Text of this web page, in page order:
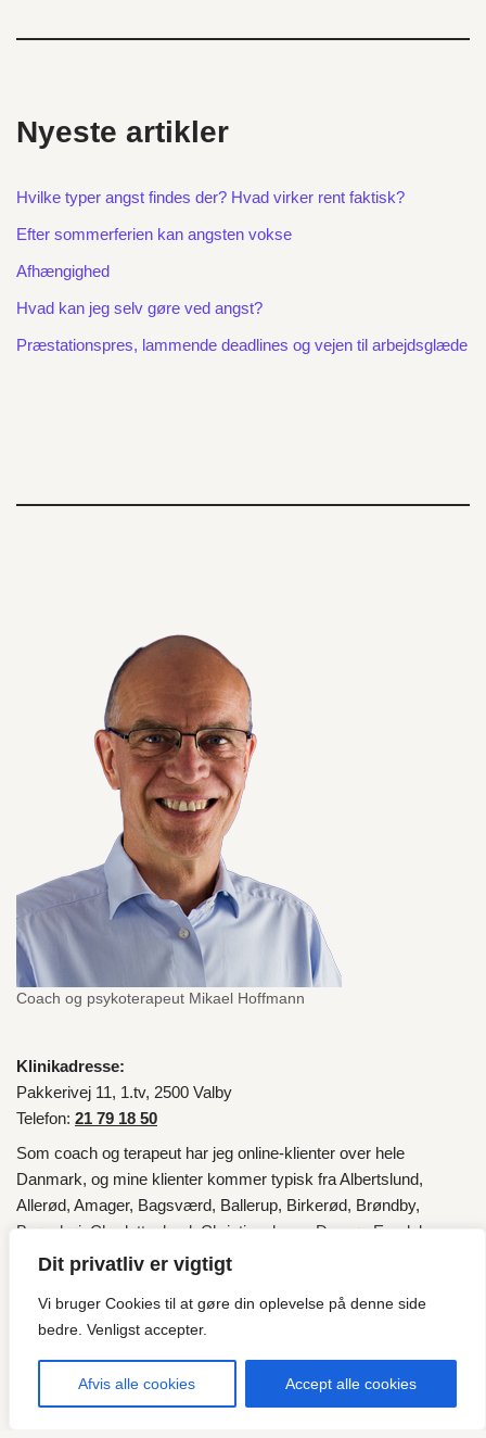
Dit privatliv er vigtigt
Vi bruger Cookies til at gøre din oplevelse på denne side
bedre. Venligst accepter.
Afvis alle cookies Accept alle cookies
Nyeste artikler
Hvilke typer angst findes der? Hvad virker rent faktisk?
Efter sommerferien kan angsten vokse
Afhængighed
Hvad kan jeg selv gøre ved angst?
Præstationspres, lammende deadlines og vejen til arbejdsglæde
Coach og psykoterapeut Mikael Hoffmann
Klinikadresse:
Pakkerivej 11, 1.tv, 2500 Valby
Telefon: 21 79 18 50
Som coach og terapeut har jeg online-klienter over hele
Danmark, og mine klienter kommer typisk fraAlbertslund,
Allerød, Amager, Bagsværd, Ballerup, Birkerød, Brøndby,
Brønshøj,Charlottenlund,Christianshavn,Dragør,Egedal,
Fredensborg,Frederiksberg,Frederikssund
Hillerød,Hvidovre,Høje-Taastrup,Hørsholm,Ishøj,København
Lyngby,Lyngby-Taarbæk,Nordsjælland
Rødovre,Tårnby,Valby,Vallensbækog fraEsbjerg.